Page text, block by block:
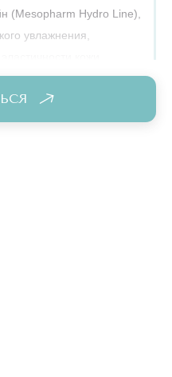
(Mesopharm Hydro Line),
увлажнения,
и улучшения цвета
типа и возраста,
увлажнении и